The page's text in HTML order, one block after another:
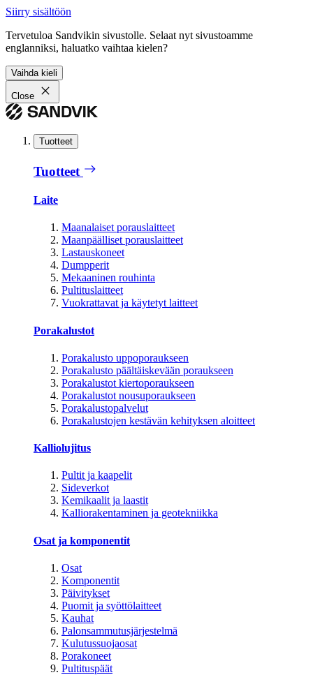
Siirry sisältöön
Tervetuloa Sandvikin sivustolle. Selaat nyt sivustoamme
englanniksi, haluatko vaihtaa kielen?
Vaihda kieli
Close
Tuotteet
Tuotteet
Laite
Maanalaiset porauslaitteet
Maanpäälliset porauslaitteet
Lastauskoneet
Dumpperit
Mekaaninen rouhinta
Pultituslaitteet
Vuokrattavat ja käytetyt laitteet
Porakalustot
Porakalusto uppoporaukseen
Porakalusto päältäiskevään poraukseen
Porakalustot kiertoporaukseen
Porakalustot nousuporaukseen
Porakalustopalvelut
Porakalustojen kestävän kehityksen aloitteet
Kalliolujitus
Pultit ja kaapelit
Sideverkot
Kemikaalit ja laastit
Kalliorakentaminen ja geotekniikka
Osat ja komponentit
Osat
Komponentit
Päivitykset
Puomit ja syöttölaitteet
Kauhat
Palonsammutusjärjestelmä
Kulutussuojaosat
Porakoneet
Pultituspäät